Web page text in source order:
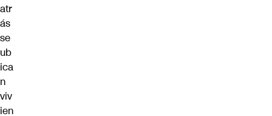
atr
ás
se
ub
ica
n
viv
ien